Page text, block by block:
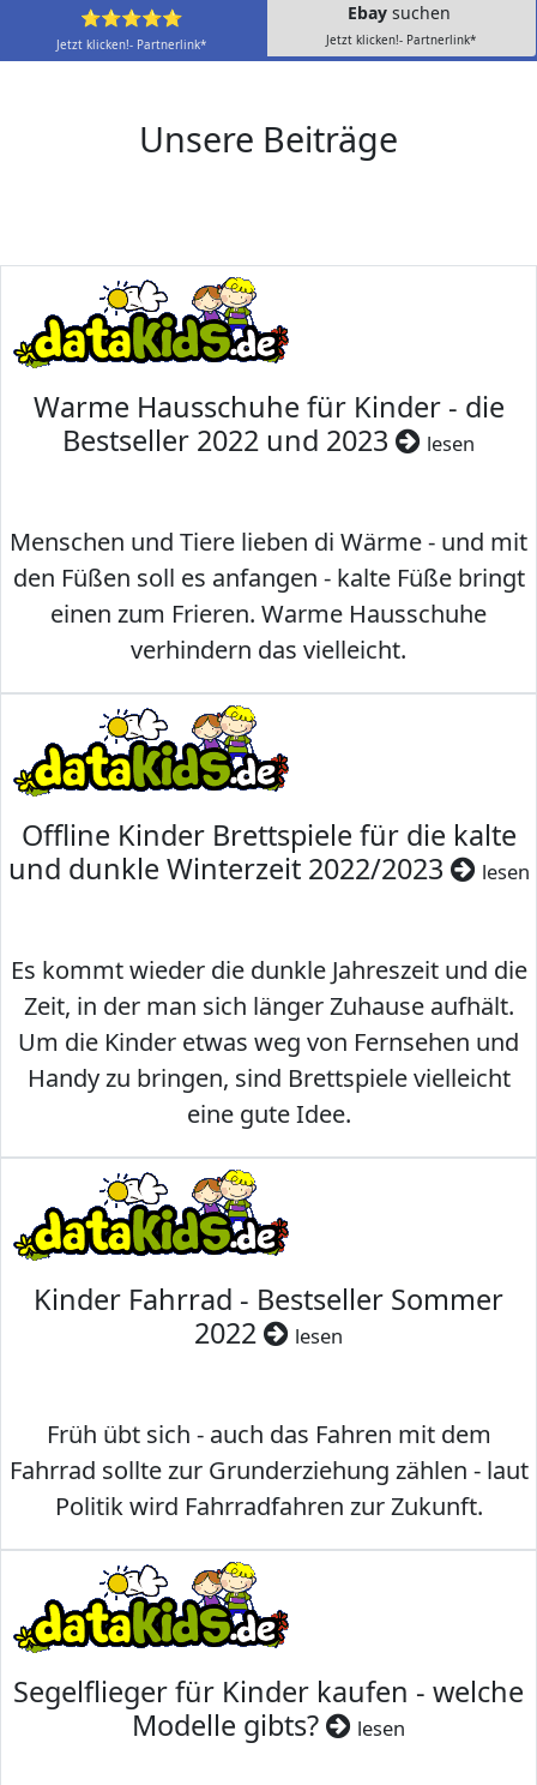
⭐⭐⭐⭐⭐
Jetzt klicken!- Partnerlink*
Ebay suchen
Jetzt klicken!- Partnerlink*
Unsere Beiträge
Warme Hausschuhe für Kinder - die
Bestseller 2022 und 2023
lesen
Menschen und Tiere lieben di Wärme - und mit
den Füßen soll es anfangen - kalte Füße bringt
einen zum Frieren. Warme Hausschuhe
verhindern das vielleicht.
Offline Kinder Brettspiele für die kalte
und dunkle Winterzeit 2022/2023
lesen
Es kommt wieder die dunkle Jahreszeit und die
Zeit, in der man sich länger Zuhause aufhält.
Um die Kinder etwas weg von Fernsehen und
Handy zu bringen, sind Brettspiele vielleicht
eine gute Idee.
Kinder Fahrrad - Bestseller Sommer
2022
lesen
Früh übt sich - auch das Fahren mit dem
Fahrrad sollte zur Grunderziehung zählen - laut
Politik wird Fahrradfahren zur Zukunft.
Segelflieger für Kinder kaufen - welche
Modelle gibts?
lesen